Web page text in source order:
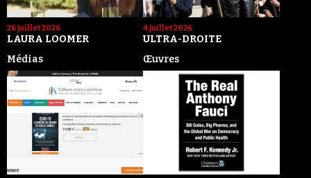
26 juillet 2026
LAURA LOOMER
4 juillet 2026
ULTRA-DROITE
Médias
Œuvres